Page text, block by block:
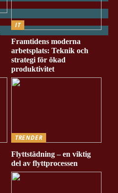
IT
Framtidens moderna
arbetsplats: Teknik och
strategi för ökad
produktivitet
TRENDER
Flyttstädning – en viktig
del av flyttprocessen